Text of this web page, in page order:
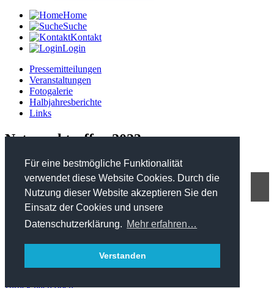
Für eine bestmögliche Funktionalität
verwendet diese Website Cookies. Durch die
Nutzung dieser Website akzeptieren Sie den
Einsatz der Cookies und unsere
Datenschutzerklärung. Mehr erfahren…
Verstanden
Home
Suche
Kontakt
Login
Pressemitteilungen
Veranstaltungen
Fotogalerie
Halbjahresberichte
Links
Netzwerktreffen 2023
FHP - Kooperationsplattform Forst Holz Papier
Marxergasse 2/ 4. Stock - 1030 Wien
T: +43 1 402 01 12 900
Impressum / Datenschutz
Sitemap